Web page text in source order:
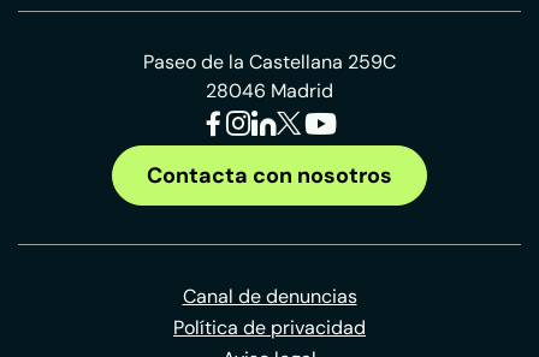
Paseo de la Castellana 259C
28046 Madrid
Contacta con nosotros
Canal de denuncias
Política de privacidad